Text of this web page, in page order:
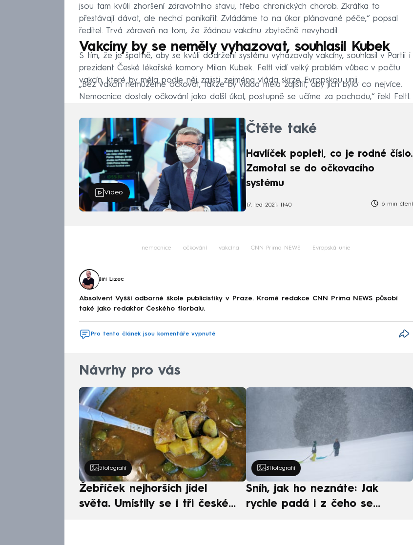
jsou tam kvůli zhoršení zdravotního stavu, třeba chronických chorob. Zkrátka to
přestávají dávat, ale nechci panikařit. Zvládáme to na úkor plánované péče,“ popsal
ředitel. Trvá zároveň na tom, že žádnou vakcínu zbytečně nevyhodil.
Vakcíny by se neměly vyhazovat, souhlasil Kubek
S tím, že je špatně, aby se kvůli dodržení systému vyhazovaly vakcíny, souhlasil v Partii i
prezident České lékařské komory Milan Kubek. Feltl vidí velký problém vůbec v počtu
vakcín, které by měla podle něj zajisti zejména vláda skrze Evropskou unii.
„Bez vakcín nemůžeme očkovat, takže by vláda měla zajistit, aby jich bylo co nejvíce.
Nemocnice dostaly očkování jako další úkol, postupně se učíme za pochodu,“ řekl Feltl.
Video
Čtěte také
Havlíček popletl, co je rodné číslo.
Zamotal se do očkovacího
systému
17. led 2021, 11:40 6 min čtení
nemocnice očkování vakcína CNN Prima NEWS Evropská unie
Jiří Lizec
Absolvent Vyšší odborné škole publicistiky v Praze. Kromě redakce CNN Prima NEWS působí
také jako redaktor Českého florbalu.
Pro tento článek jsou komentáře vypnuté
Návrhy pro vás
5 fotografií
Žebříček nejhorších jídel
světa. Umístily se i tři české
31 fotografií
Sníh, jak ho neznáte: Jak
rychle padá i z čeho se